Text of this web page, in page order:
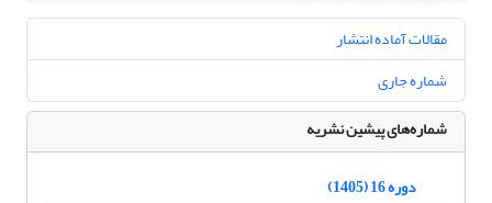
مقالات آماده انتشار
شماره جاری
شماره‌های پیشین نشریه
دوره 16 (1405)